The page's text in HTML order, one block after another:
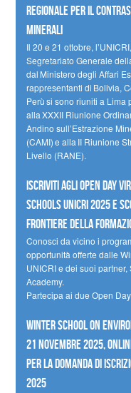
regionale per il
minerali
Il 20 e 21 ottobre,
Segretariato Generale
dal Ministero degli Affari
rappresentanti di Bolivia,
Perù si sono riuniti a Lima
alla XXXII Riunione
Andino sull’Estrazione
(CAMI) e alla II Riunione
Livello (RANE).
Iscriviti agli Open Day
Schools UNICRI 2025 e
frontiere della
Conosci da vicino i
opportunità offerte dalle
UNICRI e dei suoi partner,
Academy.
Partecipa ai due Open
Winter School on
21 novembre 2025,
per la domanda di
2025